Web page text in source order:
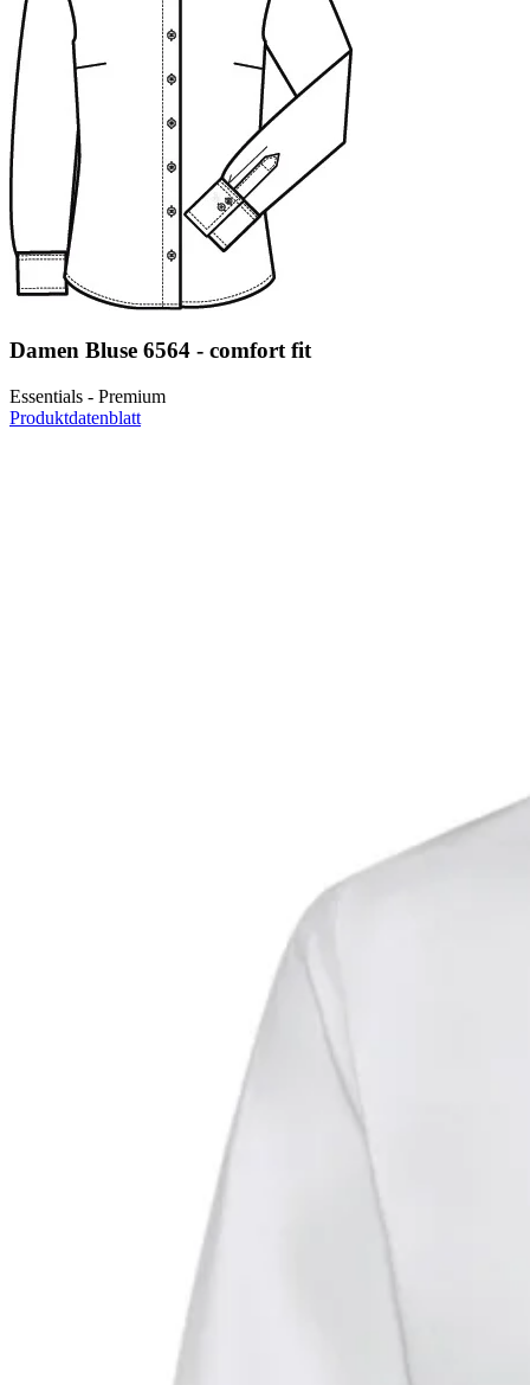
Damen Bluse 6564 - comfort fit
Essentials - Premium
Produktdatenblatt